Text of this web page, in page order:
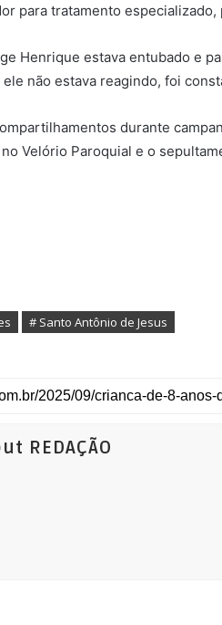
para tratamento
Henrique estava entubado e
não estava reagindo, foi
durante
Velório Paroquial e o
# Santo Antônio de Jesus
REDAÇÃO